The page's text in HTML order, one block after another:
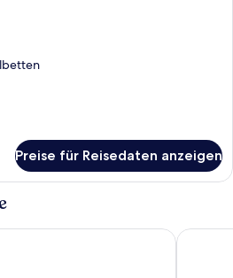
Preise für Reisedaten anzeigen